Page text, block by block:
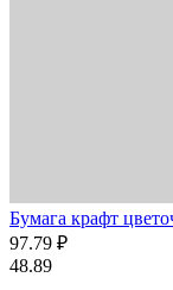
Бумага крафт
97.79 ₽
48.89